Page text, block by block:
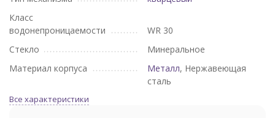
Класс
водонепроницаемости
WR 30
Стекло
Минеральное
Материал корпуса
Металл, Нержавеющая
сталь
Все характеристики